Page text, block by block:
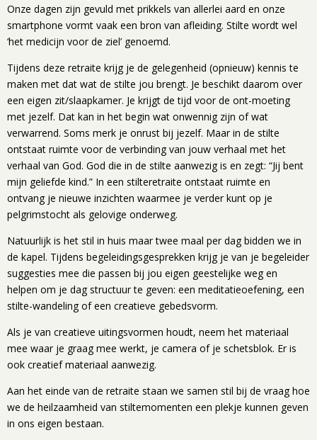
Onze dagen zijn gevuld met prikkels van allerlei aard en onze
smartphone vormt vaak een bron van afleiding. Stilte wordt wel
‘het medicijn voor de ziel’ genoemd.
Tijdens deze retraite krijg je de gelegenheid (opnieuw) kennis te
maken met dat wat de stilte jou brengt. Je beschikt daarom over
een eigen zit/slaapkamer. Je krijgt de tijd voor de ont-moeting
met jezelf. Dat kan in het begin wat onwennig zijn of wat
verwarrend. Soms merk je onrust bij jezelf. Maar in de stilte
ontstaat ruimte voor de verbinding van jouw verhaal met het
verhaal van God. God die in de stilte aanwezig is en zegt: “Jij bent
mijn geliefde kind.” In een stilteretraite ontstaat ruimte en
ontvang je nieuwe inzichten waarmee je verder kunt op je
pelgrimstocht als gelovige onderweg.
Natuurlijk is het stil in huis maar twee maal per dag bidden we in
de kapel. Tijdens begeleidingsgesprekken krijg je van je begeleider
suggesties mee die passen bij jou eigen geestelijke weg en
helpen om je dag structuur te geven: een meditatieoefening, een
stilte-wandeling of een creatieve gebedsvorm.
Als je van creatieve uitingsvormen houdt, neem het materiaal
mee waar je graag mee werkt, je camera of je schetsblok. Er is
ook creatief materiaal aanwezig.
Aan het einde van de retraite staan we samen stil bij de vraag hoe
we de heilzaamheid van stiltemomenten een plekje kunnen geven
in ons eigen bestaan.